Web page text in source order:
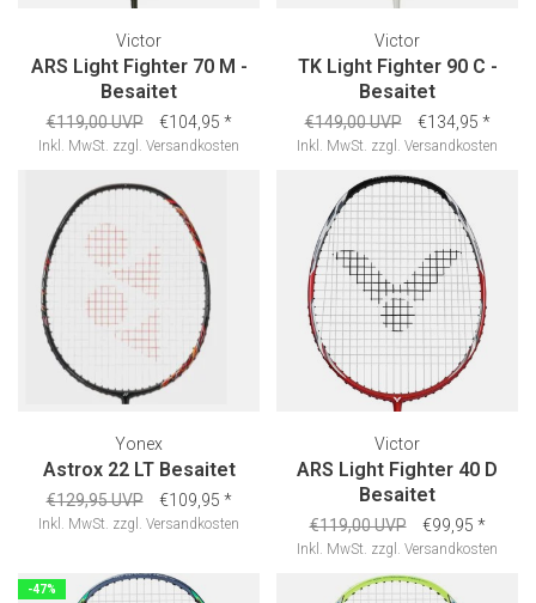
Victor
ARS Light Fighter 70 M -
Besaitet
€119,00 UVP €104,95 *
Inkl. MwSt. zzgl. Versandkosten
Victor
TK Light Fighter 90 C -
Besaitet
€149,00 UVP €134,95 *
Inkl. MwSt. zzgl. Versandkosten
Yonex
Astrox 22 LT Besaitet
€129,95 UVP €109,95 *
Inkl. MwSt. zzgl. Versandkosten
Victor
ARS Light Fighter 40 D
Besaitet
€119,00 UVP €99,95 *
Inkl. MwSt. zzgl. Versandkosten
-47%